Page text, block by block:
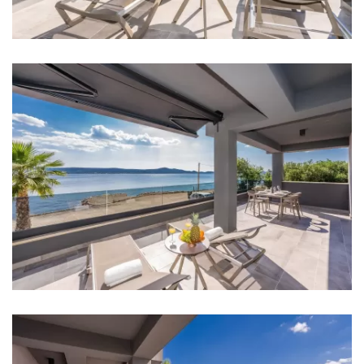
Casino: 12 km
Apotheke: 5 km
Krankenhaus: 12 km
Geschäft: 400 m
Supermarket: 4 km
Bank: 6 km
Geldautomat: 6 km